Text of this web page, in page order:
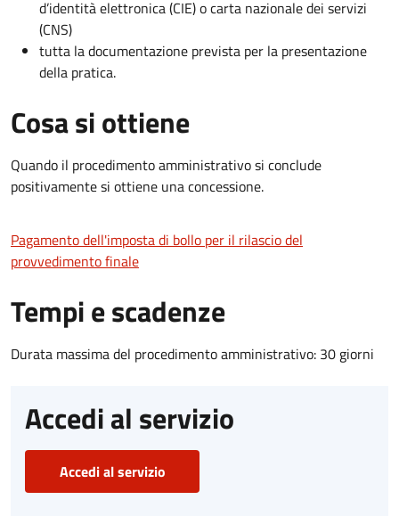
d’identità elettronica (CIE) o carta nazionale dei servizi
(CNS)
tutta la documentazione prevista per la presentazione
della pratica.
Cosa si ottiene
Quando il procedimento amministrativo si conclude
positivamente si ottiene una concessione.
Pagamento dell'imposta di bollo per il rilascio del
provvedimento finale
Tempi e scadenze
Durata massima del procedimento amministrativo: 30 giorni
Accedi al servizio
Accedi al servizio